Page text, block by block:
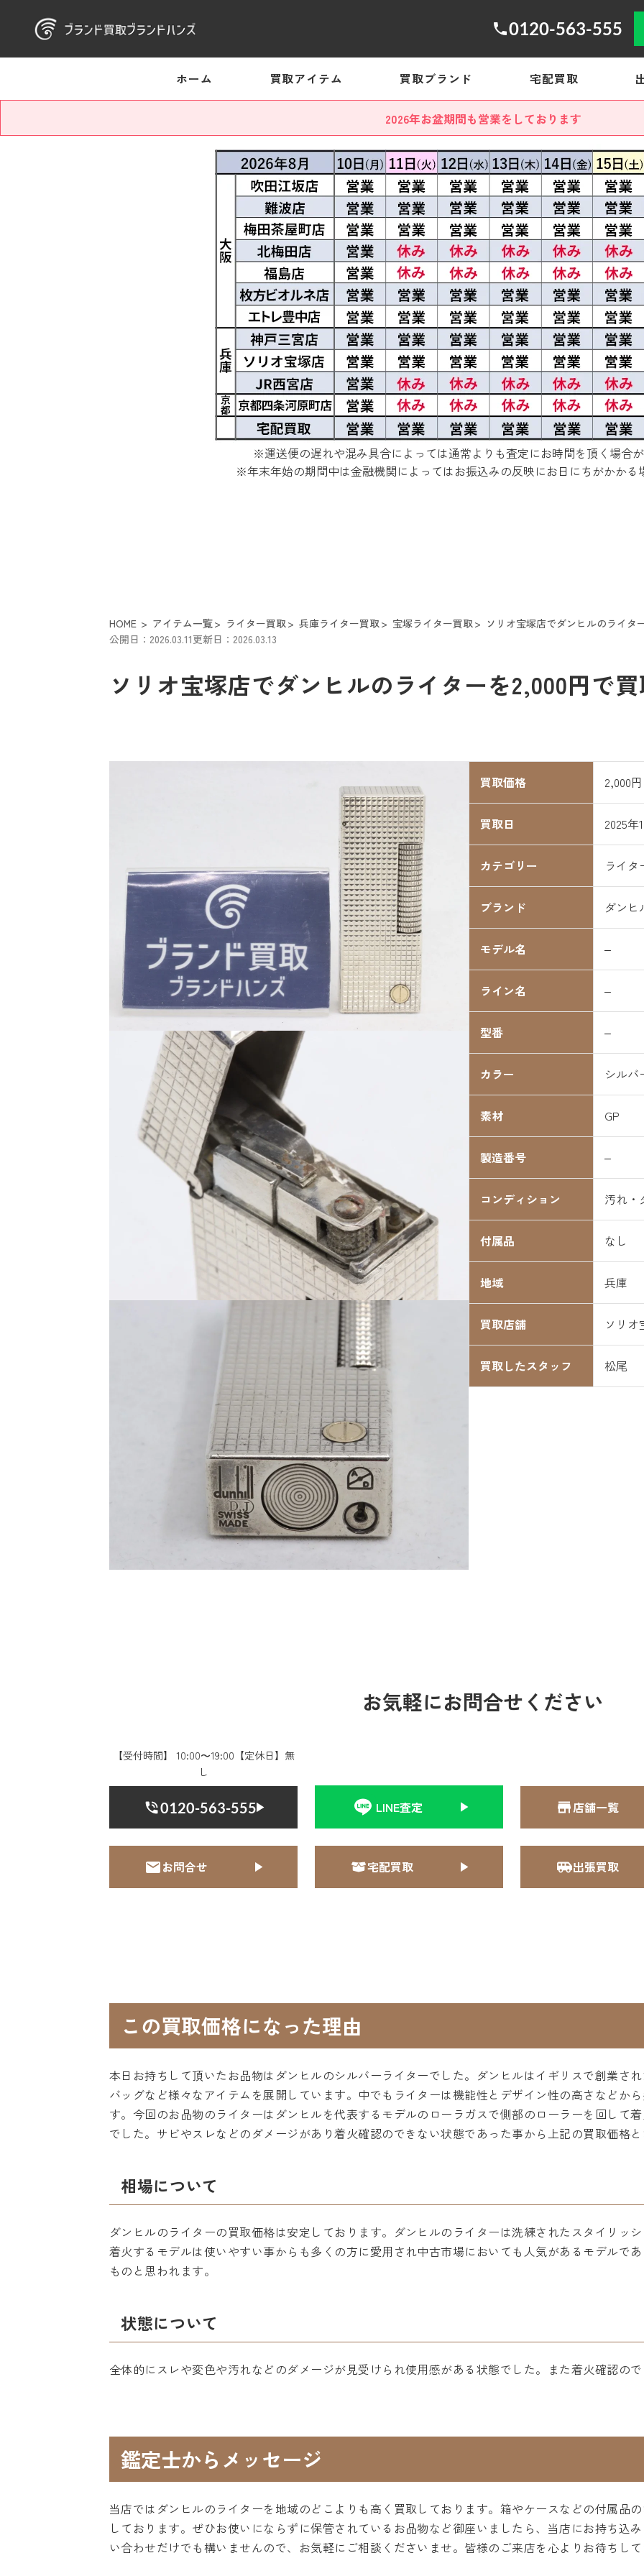
0120-563-555
ホーム 買取アイテム 買取ブランド 宅配買取
2026年お盆期間も営業をしております
※運送便の遅れや混み具合によっては通常よりも査定にお時間を頂く場合
※年末年始の期間中は金融機関によってはお振込みの反映にお日にちがかかる
HOME アイテム一覧 ライター買取 兵庫ライター買取 宝塚ライター買取
ソリオ宝塚店でダンヒルのライタ
公開日：2026.03.11更新日：2026.03.13
ソリオ宝塚店でダンヒルのライターを2,000円で
買取価格 2,000円
買取日 2025年
カテゴリー ライタ
ブランド ダンヒ
モデル名 –
ライン名 –
型番 –
カラー シルバ
素材 GP
製造番号 –
コンディション 汚れ・
付属品 なし
地域 兵庫
買取店舗 ソリオ
買取したスタッフ 松尾
お気軽にお問合せください
【受付時間】 10:00〜19:00【定休日】無
し
0120-563-555 LINE査定 店舗一覧
お問合せ 宅配買取 出張買取
この買取価格になった理由
本日お持ちして頂いたお品物はダンヒルのシルバーライターでした。ダンヒルはイギリスで創業さ
バッグなど様々なアイテムを展開しています。中でもライターは機能性とデザイン性の高さなどか
す。今回のお品物のライターはダンヒルを代表するモデルのローラガスで側部のローラーを回して
でした。サビやスレなどのダメージがあり着火確認のできない状態であった事から上記の買取価格
相場について
ダンヒルのライターの買取価格は安定しております。ダンヒルのライターは洗練されたスタイリッ
着火するモデルは使いやすい事からも多くの方に愛用され中古市場においても人気があるモデルで
ものと思われます。
状態について
全体的にスレや変色や汚れなどのダメージが見受けられ使用感がある状態でした。また着火確認の
鑑定士からメッセージ
当店ではダンヒルのライターを地域のどこよりも高く買取しております。箱やケースなどの付属品
しております。ぜひお使いにならずに保管されているお品物など御座いましたら、当店にお持ち込
い合わせだけでも構いませんので、お気軽にご相談くださいませ。皆様のご来店を心よりお待ちし